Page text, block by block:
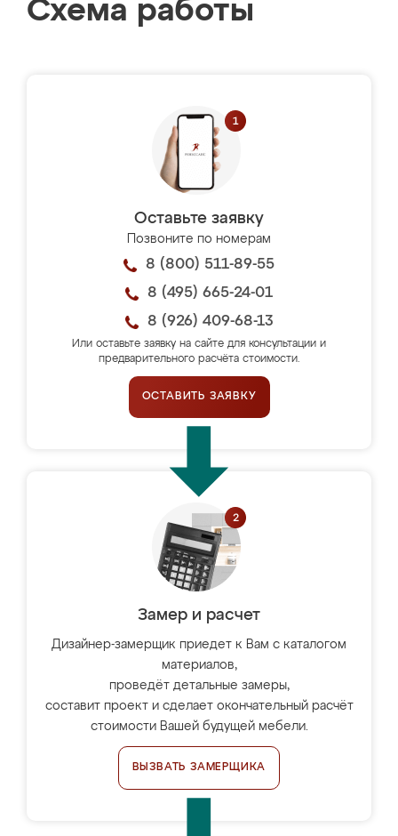
Схема работы
Оставьте заявку
Позвоните по номерам
8 (800) 511-89-55
8 (495) 665-24-01
8 (926) 409-68-13
Или оставьте заявку на сайте для консультации и
предварительного расчёта стоимости.
ОСТАВИТЬ ЗАЯВКУ
Замер и расчет
Дизайнер-замерщик приедет к Вам с каталогом
материалов,
проведёт детальные замеры,
составит проект и сделает окончательный расчёт
стоимости Вашей будущей мебели.
ВЫЗВАТЬ ЗАМЕРЩИКА